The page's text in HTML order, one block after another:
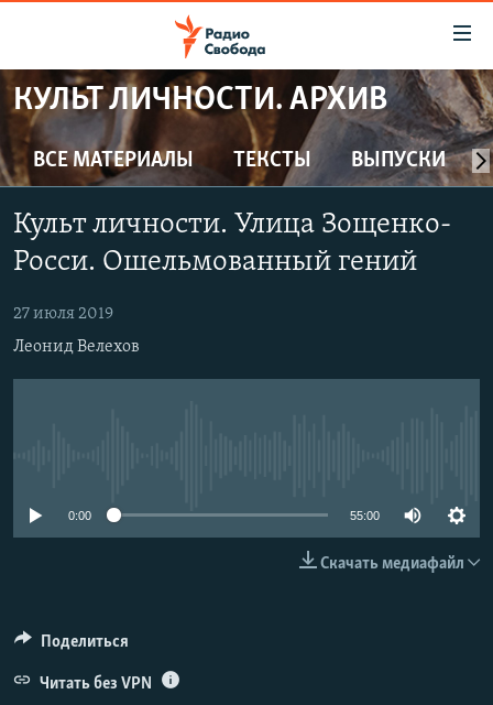
упрощенного
доступа
Вернуться
к
основному
содержанию
Вернутся
навигации
Вернутся
ПРОГРАММЫ
ПОДКАСТЫ
ЦИТАТЫ СВОБОДЫ
МНЕНИЯ
КУЛЬТУРА
IDEL.РЕАЛИИ
РАСПИСАНИЕ ВЕЩАНИЯ
КУЛЬТ ЛИЧНОСТИ. АРХИВ
ВСЕ МАТЕРИАЛЫ ТЕКСТЫ ВЫПУСКИ
Культ личности. Улица Зощенко-
Росси. Ошельмованный гений
27 июля 2019
Леонид Велехов
0:00 55:00
Скачать медиафайл
Поделиться
Читать без VPN